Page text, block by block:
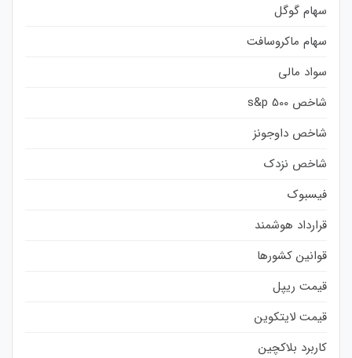
سهام گوگل
سهام ماکروسافت
سواد مالی
شاخص s&p 500
شاخص داوجونز
شاخص نزدک
فیسبوک
قرارداد هوشمند
قوانین کشورها
قیمت ریپل
قیمت لایتکوین
کاربرد بلاکچین